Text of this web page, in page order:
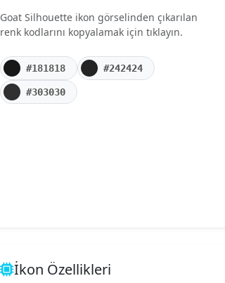
Goat Silhouette ikon görselinden çıkarılan
renk kodlarını kopyalamak için tıklayın.
#181818 #242424
#303030
İkon Özellikleri